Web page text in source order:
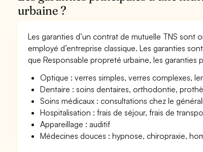
urbaine ?
Les garanties d’un contrat de mutuelle TNS sont
employé d’entreprise classique. Les garanties
que Responsable propreté urbaine, les garanties
Optique : verres simples, verres complexes,
Dentaire : soins dentaires, orthodontie,
Soins médicaux : consultations chez le
Hospitalisation : frais de séjour, frais de
Appareillage : auditif
Médecines douces : hypnose, chiropraxie,